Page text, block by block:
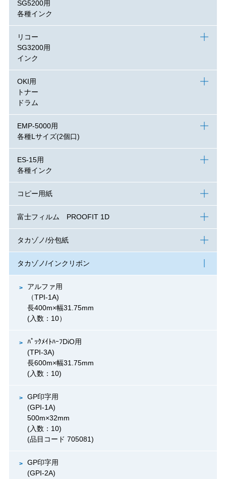
SG5200用
各種インク
リコー
SG3200用
インク
OKI用
トナー
ドラム
EMP-5000用
各種Lサイズ(2個口)
ES-15用
各種インク
コピー用紙
富士フィルム PROOFIT 1D
タカゾノ/分包紙
タカゾノ/インクリボン
アルファ用
（TPI-1A)
長400m×幅31.75mm
(入数：10）
ﾊﾟｯｸﾒｲﾄﾊｰﾌDiO用
(TPI-3A)
長600m×幅31.75mm
(入数：10)
GP印字用
(GPI-1A)
500m×32mm
(入数：10)
(品目コード 705081)
GP印字用
(GPI-2A)